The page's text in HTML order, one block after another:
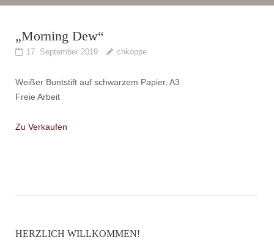
„Morning Dew“
17. September 2019 chkoppe
Weißer Buntstift auf schwarzem Papier, A3
Freie Arbeit
Zu Verkaufen
HERZLICH WILLKOMMEN!